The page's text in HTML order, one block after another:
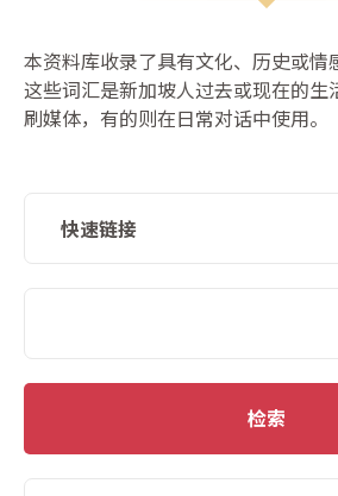
本资料库收录了具有文化、历史或情
这些词汇是新加坡人过去或现在的生
刷媒体，有的则在日常对话中使用。
快速链接
检索